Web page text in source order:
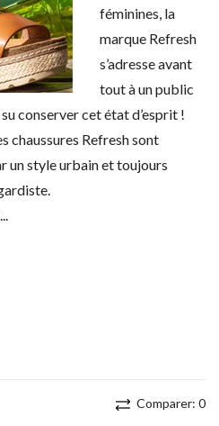
féminines, la
marque Refresh
s’adresse avant
tout à un public
conserver cet état d’esprit !
chaussures Refresh sont
un style urbain et toujours
Comparer: 0